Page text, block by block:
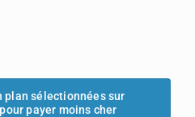
plan sélectionnées sur
payer moins cher